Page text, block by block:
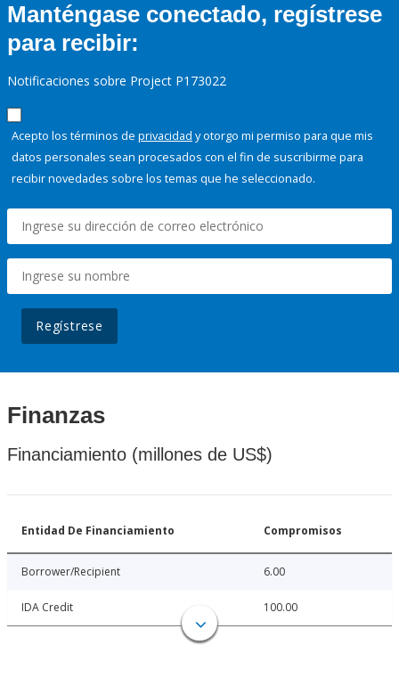
Manténgase conectado, regístrese
para recibir:
Notificaciones sobre Project P173022
Acepto los términos de privacidad y otorgo mi permiso para que mis
datos personales sean procesados con el fin de suscribirme para
recibir novedades sobre los temas que he seleccionado.
Regístrese
Finanzas
Financiamiento (millones de US$)
Entidad De Financiamiento Compromisos
Borrower/Recipient 6.00
IDA Credit 100.00